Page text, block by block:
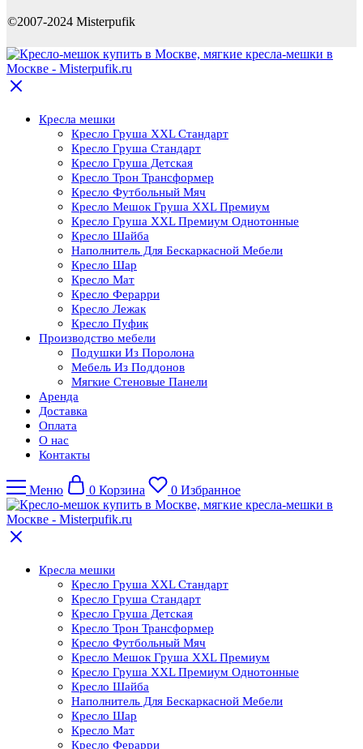
©2007-2024 Misterpufik
Кресла мешки
Кресло Груша XXL Стандарт
Кресло Груша Cтандарт
Кресло Груша Детская
Кресло Трон Трансформер
Кресло Футбольный Мяч
Кресло Мешок Груша XXL Премиум
Кресло Груша XXL Премиум Однотонные
Кресло Шайба
Наполнитель Для Бескаркасной Мебели
Кресло Шар
Кресло Мат
Кресло Ферарри
Кресло Лежак
Кресло Пуфик
Производство мебели
Подушки Из Поролона
Мебель Из Поддонов
Мягкие Стеновые Панели
Аренда
Доставка
Оплата
О нас
Контакты
Меню 0 Корзина 0 Избранное
Кресла мешки
Кресло Груша XXL Стандарт
Кресло Груша Cтандарт
Кресло Груша Детская
Кресло Трон Трансформер
Кресло Футбольный Мяч
Кресло Мешок Груша XXL Премиум
Кресло Груша XXL Премиум Однотонные
Кресло Шайба
Наполнитель Для Бескаркасной Мебели
Кресло Шар
Кресло Мат
Кресло Ферарри